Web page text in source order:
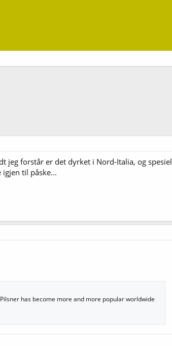
jeg forstår er det dyrket i Nord-Italia, og
igjen til påske...
has become more and more popular worldwide